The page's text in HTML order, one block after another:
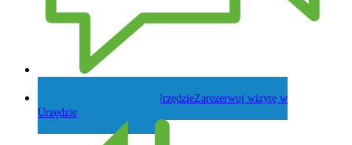
Zarezerwuj wizytę w
Urzędzie